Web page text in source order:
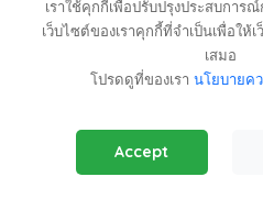
เราใช้คุกกี้เพื่อปรับปรุงประสบการ
เว็บไซต์ของเราคุกกี้ที่จำเป็นเพื่อให้
เสมอ
โปรดดูที่ของเรา นโยบายค
Essential Cookies
Required for the website
Accept
Kinnara Limited - Thailand
58, 9 Lagoon Rd, Choeng Thale
+66809201023
thailand@kinnara.asia